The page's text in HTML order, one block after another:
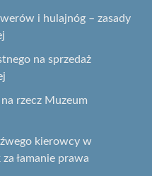
i hulajnóg – zasady
na sprzedaż
rzecz Muzeum
kierowcy w
łamanie prawa